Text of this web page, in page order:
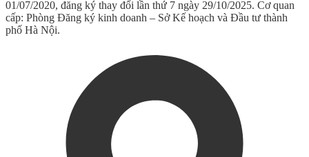
01/07/2020, đăng ký thay đổi lần thứ 7 ngày 29/10/2025. Cơ quan
cấp: Phòng Đăng ký kinh doanh – Sở Kế hoạch và Đầu tư thành
phố Hà Nội.